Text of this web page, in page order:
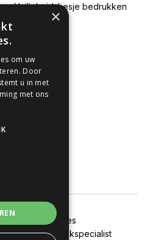
Veiligheidshesje bedrukken
Cookies
|Spandoekspecialist
×
om uw
Door
u in met
met ons